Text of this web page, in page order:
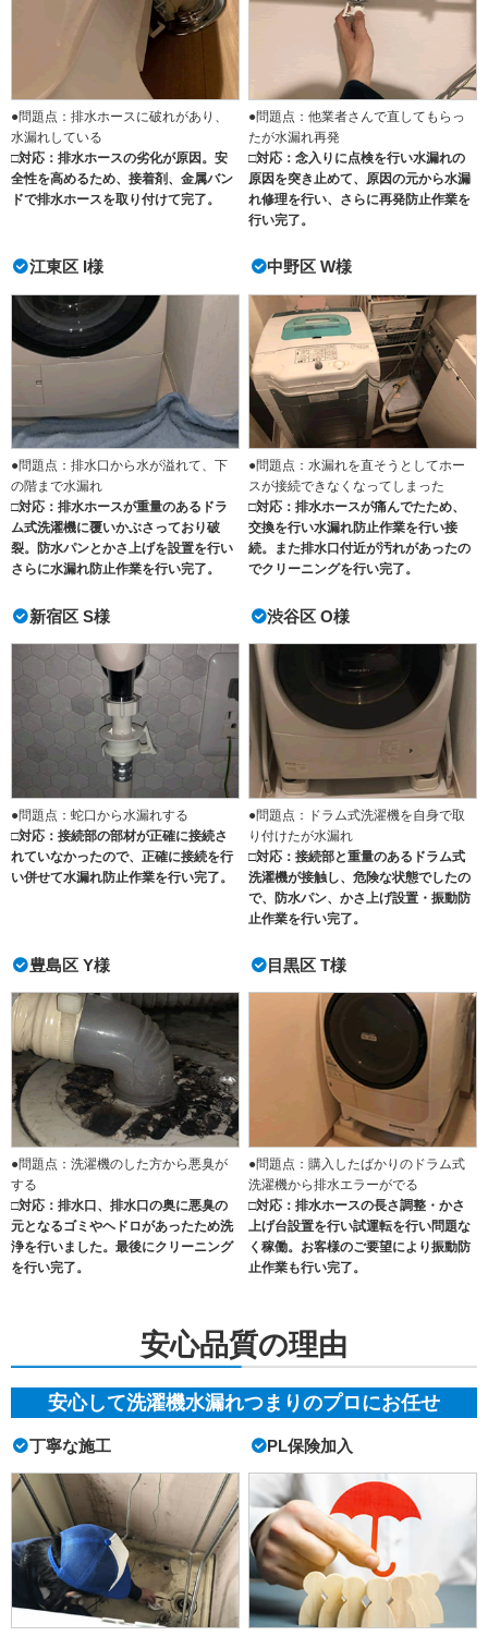
●問題点：排水ホースに破れがあり、
水漏れしている
□対応：排水ホースの劣化が原因。安
全性を高めるため、接着剤、金属バン
ドで排水ホースを取り付けて完了。
●問題点：他業者さんで直してもらっ
たが水漏れ再発
□対応：念入りに点検を行い水漏れの
原因を突き止めて、原因の元から水漏
れ修理を行い、さらに再発防止作業を
行い完了。
江東区 I様
●問題点：排水口から水が溢れて、下
の階まで水漏れ
□対応：排水ホースが重量のあるドラ
ム式洗濯機に覆いかぶさっており破
裂。防水パンとかさ上げを設置を行い
さらに水漏れ防止作業を行い完了。
中野区 W様
●問題点：水漏れを直そうとしてホー
スが接続できなくなってしまった
□対応：排水ホースが痛んでたため、
交換を行い水漏れ防止作業を行い接
続。また排水口付近が汚れがあったの
でクリーニングを行い完了。
新宿区 S様
●問題点：蛇口から水漏れする
□対応：接続部の部材が正確に接続さ
れていなかったので、正確に接続を行
い併せて水漏れ防止作業を行い完了。
渋谷区 O様
●問題点：ドラム式洗濯機を自身で取
り付けたが水漏れ
□対応：接続部と重量のあるドラム式
洗濯機が接触し、危険な状態でしたの
で、防水パン、かさ上げ設置・振動防
止作業を行い完了。
豊島区 Y様
●問題点：洗濯機のした方から悪臭が
する
□対応：排水口、排水口の奥に悪臭の
元となるゴミやヘドロがあったため洗
浄を行いました。最後にクリーニング
を行い完了。
目黒区 T様
●問題点：購入したばかりのドラム式
洗濯機から排水エラーがでる
□対応：排水ホースの長さ調整・かさ
上げ台設置を行い試運転を行い問題な
く稼働。お客様のご要望により振動防
止作業も行い完了。
安心品質の理由
安心して洗濯機水漏れつまりのプロにお任せ
丁寧な施工 PL保険加入